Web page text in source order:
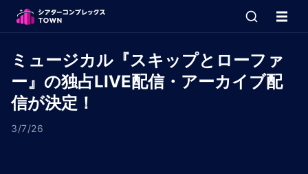
ミュージカル『スキップとローファ
ー』の独占LIVE配信・アーカイブ配
信が決定！
3/7/26